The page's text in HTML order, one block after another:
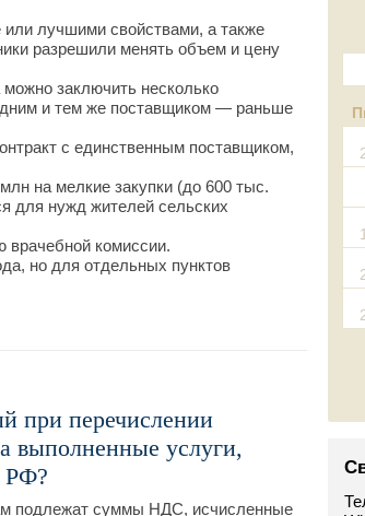
лучшими свойствами, а также
разрешили менять объем и цену
заключить несколько
и тем же поставщиком — раньше
с единственным поставщиком,
на мелкие закупки (до 600 тыс.
для нужд жителей сельских
врачебной комиссии.
но для отдельных пунктов
при перечислении
выполненные услуги,
РФ?
подлежат суммы НДС, исчисленные